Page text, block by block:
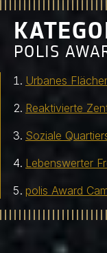
POLIS
Urbanes
Reaktivierte
Soziale
Lebenswerter
polis Award